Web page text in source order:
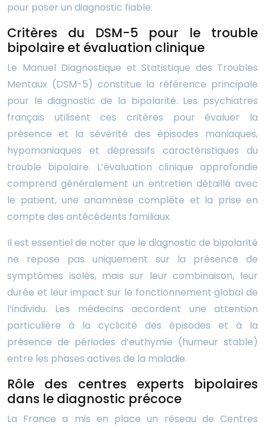
pour poser un diagnostic fiable.
Critères du DSM-5 pour le trouble
bipolaire et évaluation clinique
Le Manuel Diagnostique et Statistique des Troubles
Mentaux (DSM-5) constitue la référence principale
pour le diagnostic de la bipolarité. Les psychiatres
français utilisent ces critères pour évaluer la
présence et la sévérité des épisodes maniaques,
hypomaniaques et dépressifs caractéristiques du
trouble bipolaire. L’évaluation clinique approfondie
comprend généralement un entretien détaillé avec
le patient, une anamnèse complète et la prise en
compte des antécédents familiaux.
Il est essentiel de noter que le diagnostic de bipolarité
ne repose pas uniquement sur la présence de
symptômes isolés, mais sur leur combinaison, leur
durée et leur impact sur le fonctionnement global de
l’individu. Les médecins accordent une attention
particulière à la cyclicité des épisodes et à la
présence de périodes d’euthymie (humeur stable)
entre les phases actives de la maladie.
Rôle des centres experts bipolaires
dans le diagnostic précoce
La France a mis en place un réseau de Centres